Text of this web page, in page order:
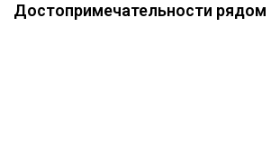
Достопримечательности рядом